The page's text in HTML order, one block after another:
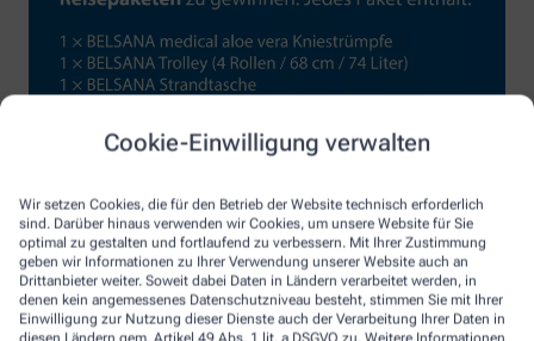
Cookie-Einwilligung verwalten
Wir setzen Cookies, die für den Betrieb der Website technisch erforderlich
sind. Darüber hinaus verwenden wir Cookies, um unsere Website für Sie
optimal zu gestalten und fortlaufend zu verbessern. Mit Ihrer Zustimmung
geben wir Informationen zu Ihrer Verwendung unserer Website auch an
Drittanbieter weiter. Soweit dabei Daten in Ländern verarbeitet werden, in
denen kein angemessenes Datenschutzniveau besteht, stimmen Sie mit Ihrer
Einwilligung zur Nutzung dieser Dienste auch der Verarbeitung Ihrer Daten in